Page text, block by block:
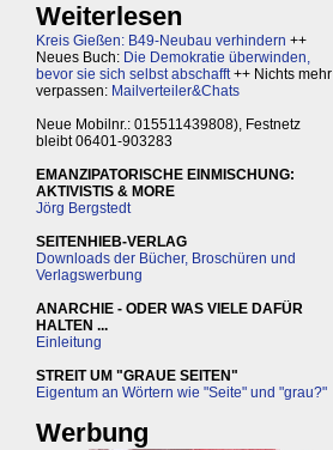
Weiterlesen
Kreis Gießen: B49-Neubau verhindern ++
Neues Buch: Die Demokratie überwinden,
bevor sie sich selbst abschafft++ Nichts mehr
verpassen: Mailverteiler&Chats
Neue Mobilnr.: 015511439808), Festnetz
bleibt 06401-903283
EMANZIPATORISCHE EINMISCHUNG:
AKTIVISTIS & MORE
Jörg Bergstedt
SEITENHIEB-VERLAG
Downloads der Bücher, Broschüren und
Verlagswerbung
ANARCHIE - ODER WAS VIELE DAFÜR
HALTEN ...
Einleitung
STREIT UM "GRAUE SEITEN"
Eigentum an Wörtern wie "Seite" und "grau?"
Werbung